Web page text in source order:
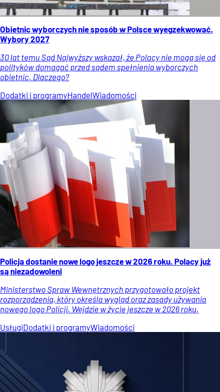
Obietnic wyborczych nie sposób w Polsce wyegzekwować.
Wybory 2027
30 lat temu Sąd Najwyższy wskazał, że Polacy nie mogą się od
polityków domagać przed sądem spełnienia wyborczych
obietnic. Dlaczego?
Dodatki i programyHandelWiadomości
Policja dostanie nowe logo jeszcze w 2026 roku. Polacy już
są niezadowoleni
Ministerstwo Spraw Wewnętrznych przygotowało projekt
rozporządzenia, który określa wygląd oraz zasady używania
nowego logo Policji. Wejdzie w życie jeszcze w 2026 roku.
UsługiDodatki i programyWiadomości